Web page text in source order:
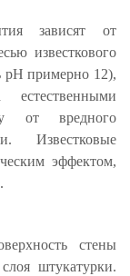
зависят от
известкового
pH примерно 12),
от вредного
Известковые
эффектом,
стены
штукатурки.